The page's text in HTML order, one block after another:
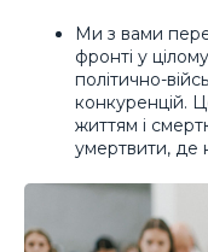
Ми з вами
фронті у
політично-
конкуренцій.
життям і
умертвити, де